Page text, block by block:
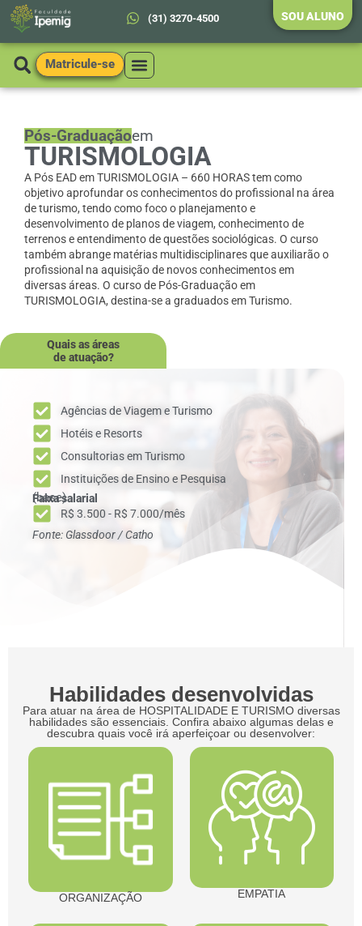
(31) 3270-4500 SOU ALUNO
Matricule-se
Pós-Graduaçãoem
TURISMOLOGIA
A Pós EAD em TURISMOLOGIA – 660 HORAS tem como
objetivo aprofundar os conhecimentos do profissional na área
de turismo, tendo como foco o planejamento e
desenvolvimento de planos de viagem, conhecimento de
terrenos e entendimento de questões sociológicas. O curso
também abrange matérias multidisciplinares que auxiliarão o
profissional na aquisição de novos conhecimentos em
diversas áreas. O curso de Pós-Graduação em
TURISMOLOGIA, destina-se a graduados em Turismo.
Quais as áreas
de atuação?
Agências de Viagem e Turismo
Hotéis e Resorts
Consultorias em Turismo
Instituições de Ensino e Pesquisa
Faixa salarial
(base)
R$ 3.500 - R$ 7.000/mês
Fonte: Glassdoor / Catho
Habilidades desenvolvidas
Para atuar na área de HOSPITALIDADE E TURISMO diversas
habilidades são essenciais. Confira abaixo algumas delas e
descubra quais você irá aperfeiçoar ou desenvolver:
ORGANIZAÇÃO EMPATIA